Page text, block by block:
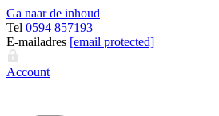
Ga naar de inhoud
Tel 0594 857193
E-mailadres [email protected]
Account